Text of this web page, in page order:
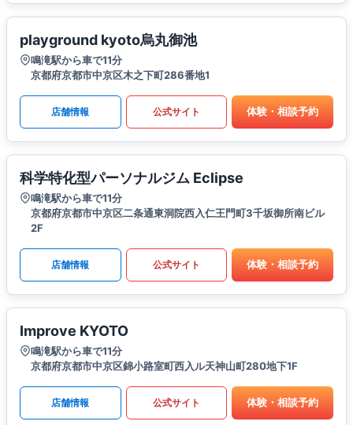
playground kyoto烏丸御池
鳴滝駅から車で11分
京都府京都市中京区木之下町286番地1
店舗情報 公式サイト 体験・相談予約
科学特化型パーソナルジム Eclipse
鳴滝駅から車で11分
京都府京都市中京区二条通東洞院西入仁王門町3千坂御所南ビル
2F
店舗情報 公式サイト 体験・相談予約
Improve KYOTO
鳴滝駅から車で11分
京都府京都市中京区錦小路室町西入ル天神山町280地下1F
店舗情報 公式サイト 体験・相談予約